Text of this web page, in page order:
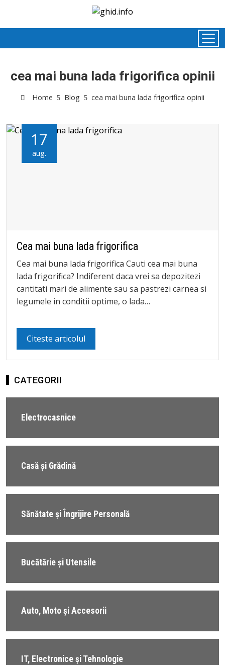
cea mai buna lada frigorifica opinii
Home Blog cea mai buna lada frigorifica opinii
17
aug.
Cea mai buna lada frigorifica
Cea mai buna lada frigorifica Cauti cea mai buna
lada frigorifica? Indiferent daca vrei sa depozitezi
cantitati mari de alimente sau sa pastrezi carnea si
legumele in conditii optime, o lada…
Citeste articolul
CATEGORII
Electrocasnice
Casă și Grădină
Sănătate și Îngrijire Personală
Bucătărie și Utensile
Auto, Moto și Accesorii
IT, Electronice și Tehnologie